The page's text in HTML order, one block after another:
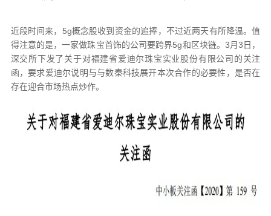
近段时间来，5g概念股收到资金的追捧，不过近两天有所降温。值
得注意的是，一家做珠宝首饰的公司要跨界5g和区块链。3月3日，
深交所下发了关于对福建省爱迪尔珠宝实业股份有限公司的关注
函，要求爱迪尔说明与与数秦科技展开本次合作的必要性，是否在
存在迎合市场热点炒作。